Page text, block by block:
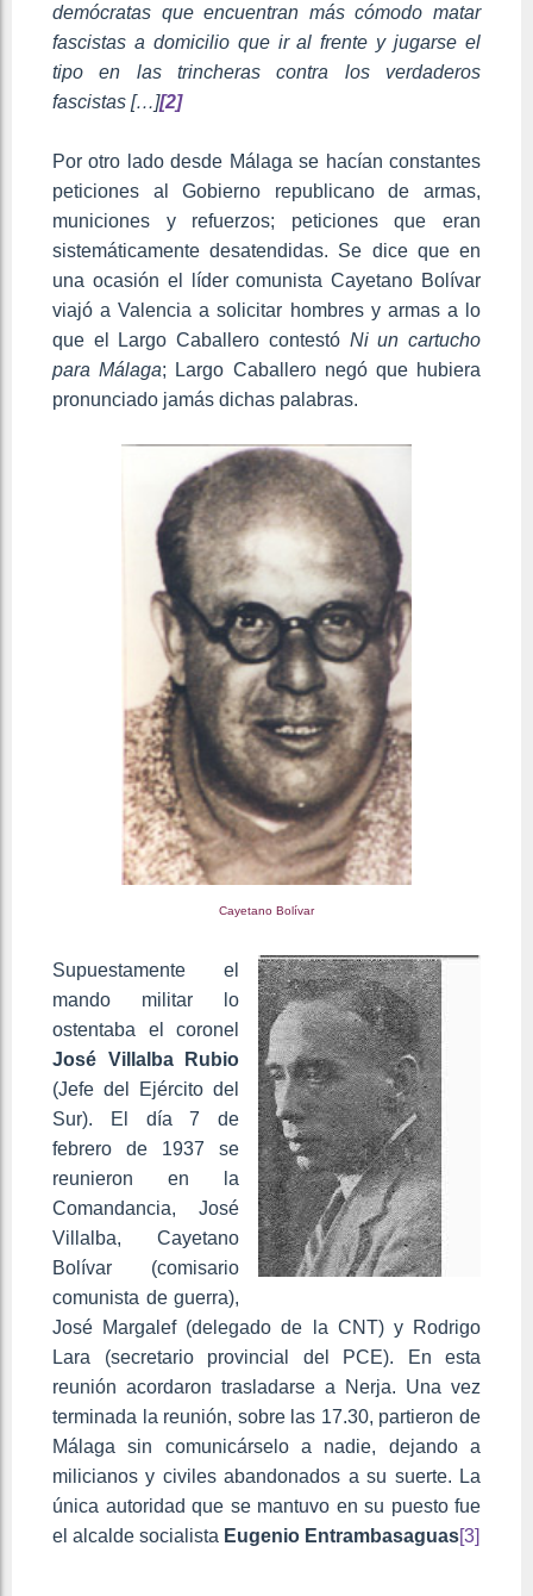
demócratas que encuentran más cómodo matar
fascistas a domicilio que ir al frente y jugarse el
tipo en las trincheras contra los verdaderos
fascistas […][2]
Por otro lado desde Málaga se hacían constantes
peticiones al Gobierno republicano de armas,
municiones y refuerzos; peticiones que eran
sistemáticamente desatendidas. Se dice que en
una ocasión el líder comunista Cayetano Bolívar
viajó a Valencia a solicitar hombres y armas a lo
que el Largo Caballero contestó Ni un cartucho
para Málaga; Largo Caballero negó que hubiera
pronunciado jamás dichas palabras.
Cayetano Bolívar
Supuestamente el
mando militar lo
ostentaba el coronel
José Villalba Rubio
(Jefe del Ejército del
Sur). El día 7 de
febrero de 1937 se
reunieron en la
Comandancia, José
Villalba, Cayetano
Bolívar (comisario
comunista de guerra),
José Margalef (delegado de la CNT) y Rodrigo
Lara (secretario provincial del PCE). En esta
reunión acordaron trasladarse a Nerja. Una vez
terminada la reunión, sobre las 17.30, partieron de
Málaga sin comunicárselo a nadie, dejando a
milicianos y civiles abandonados a su suerte. La
única autoridad que se mantuvo en su puesto fue
el alcalde socialista Eugenio Entrambasaguas[3]